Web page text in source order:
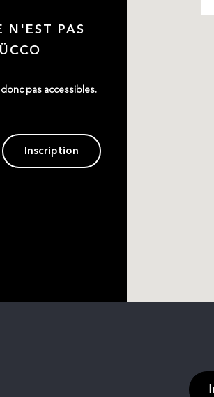
N'EST PAS
pas accessibles.
Inscription